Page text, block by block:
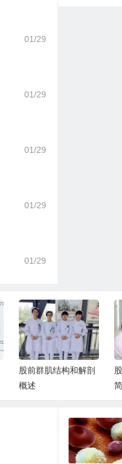
01/29
01/29
01/29
01/29
01/29
股前群肌结构和解剖
概述